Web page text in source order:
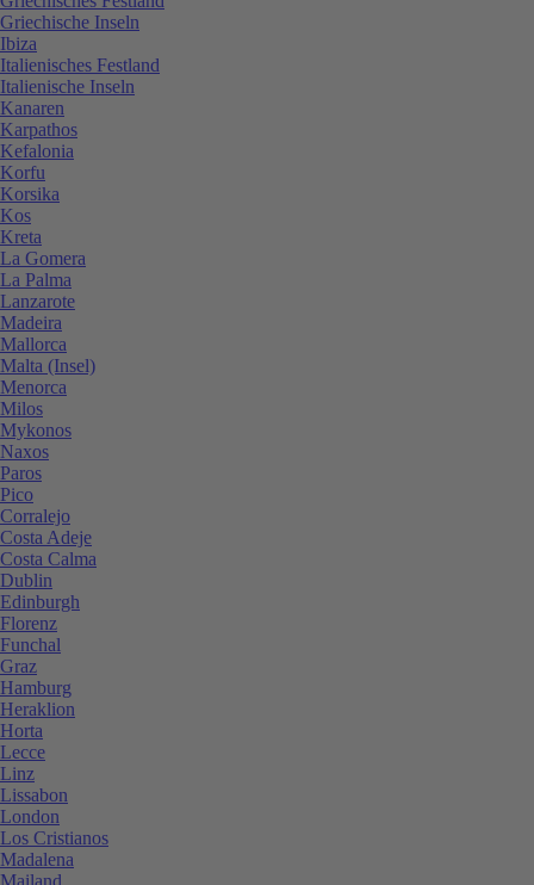
Griechische Inseln
Ibiza
Italienisches Festland
Italienische Inseln
Kanaren
Karpathos
Kefalonia
Korfu
Korsika
Kos
Kreta
La Gomera
La Palma
Lanzarote
Madeira
Mallorca
Malta (Insel)
Menorca
Milos
Mykonos
Naxos
Paros
Pico
Corralejo
Costa Adeje
Costa Calma
Dublin
Edinburgh
Florenz
Funchal
Graz
Hamburg
Heraklion
Horta
Lecce
Linz
Lissabon
London
Los Cristianos
Madalena
Mailand